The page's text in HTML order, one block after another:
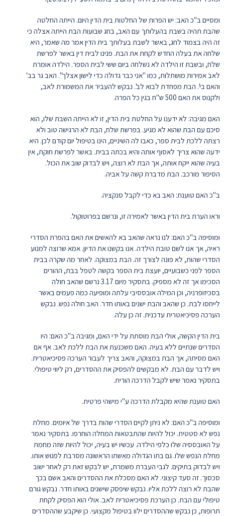
ומסיים ב"כ האב: יש הפרות של החלטות בית הדין היום. הייתה החלטה
שהבת תהיה בשבת בהעלותך עם האב, בחג שבועות הבת הייתה אצלה כי
זה היה בצמוד לחג, באשר לשבת בעלותך בית הדין אמר מה שאמר, היא
שלחה את בעלה החדש לקחת את הבת. פנינו לבית דין באשר לפרשת
שלח, ובשבת זו הילדה לא נשלחה ביום ששי לבית הספר. הילדה אומרת
לאב אמירות מושתלות, כמו "אני כבר גדולה כדי לישון אצלך". האב גר בב'
והאם בי'. הבת מפחדת לבוא לב'. נבקש להעביר את המשמורת לאב,
ולקנוס את האם 500 ש"ח בגין כל הפרה.
האם מגיבה: לא ידענו על החלטת בית הדין, זו לא הייתה השבת שלו, הוא
סיכם עם הבת שהוא לא מגיע. בפרשת שלח, הבת לא הרגישה טוב ולא
רצתה ללכת לבית ספר, כאבו לה השיניים, הינו בטיפול יום קודם לכן. היא
ידעה שהוא צריך לאסוף אותה והיא בכתה בבית. באשר לפרשת חוקת, אין
בעיה שהוא ייקח אותה, אך הבת לא רוצה, ויש לבדוק שוב את הכול.
הסיפור מורכב. הבת מדברת קשה על אביה.
ב"כ האם טוענת: האב בא כדי לקבל סנקציה.
וראו הערת בית הדין באשר לאמירה זו, ונרשם בפרוטוקול.
ומוסיפה ב"כ האם: לנו נראה שהאב בא להאשים את האם בהפרת הסדרי
ראיה, אך אנו לשם טובת הילדה. אנו בקשנו את הדיון. אמא שרוצה למנוע
הסדרי שהות, לא פונה לצורך זה. הבת במצוקה. לאחר מה שקרה בבית
הספר לפני כשבועיים, יועצת בית הספר בקשה לטפל בבת, ההורים
הסכימו אך זה לא מספיק. בתסקיר מיום 3.17 נרשם שהאב חולה
בסכיזופרניה, וכן המילה אובססיבי עלתה ומופיעה כמה פעמים באשר
לייחסו לבת. כן שהאב והבת ישנים באותו חדר. האב חולה נפש. נבקש
הערכה פסיכיאטרית עדכנית. זה כן עלה.
בית הדין הקשה, אולי הבת מוסתת על ידי האם, ומגיבה ב"כ האם: היו
הסדרים שנתיים ללא בעיה. האם משכנעת את הבת ללכת לאב. אף אם
האם מסיתה, אך הבת במצוקה, והאב צריך לעבור הערכה פסיכיאטרית.
ויש לדבר עם הבת. לא מבקשים להפסיק את ההסדרים, רק ליווי טיפולי.
בתסקיר נאמר שיש לקבל הדרכה הורית.
האם טוענת שהיא מקבלת הדרכה ע"י מישהי פרטית.
ומוסיפה ב"כ האם: לא ניתן לקיים הסדרי שהות בדרך של איומים. מחלת
נפש לא סטטית. יכול להיות שהתבטאות המחלה הוחרפו. בתסקיר נאמר
על האובססיה שלו כלפי הילדה. עכשיו יש בעיה, יכול להיות שזה מחמת
מחלת הנפש שלו. גם בתו הגדולה מאשתו הראשונה מסרבת לפגוש אותו.
ויש לבדוק בתיקים. לגבי העברת משמרת, יש לבקש זאת רק לאחר ישוב
סכסוך. זה סעד קיצוני. לא האם מסכלת את ההסדרים והאב אשם בכך
שהבת לא רוצה ללכת אליו. נבקש שיפסק שישנים באותו חדר. נבקש גורם
טיפולי עם הבת. כן הערכת פסיכיאטרית לאב. אולי הוא הפסיק לקחת
תרופות, כן נבקש שההסדרים ילוו בטיפול מקצועי. כן שיקבע שההסדרים